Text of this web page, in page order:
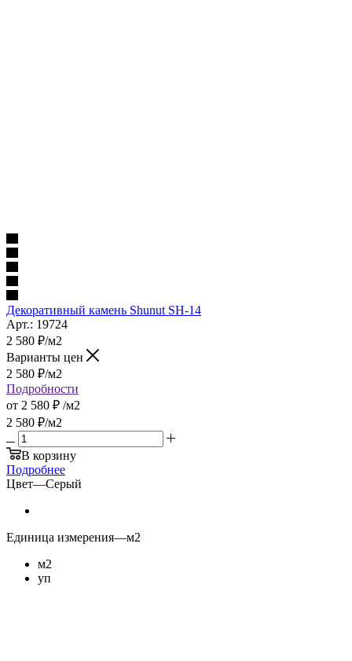
Декоративный камень Shunut SH-14
Арт.: 19724
2 580 ₽/м2
Варианты цен
2 580 ₽/м2
Подробности
от 2 580 ₽ /м2
2 580 ₽/м2
В корзину
Подробнее
Цвет—Серый
Единица измерения—м2
м2
уп